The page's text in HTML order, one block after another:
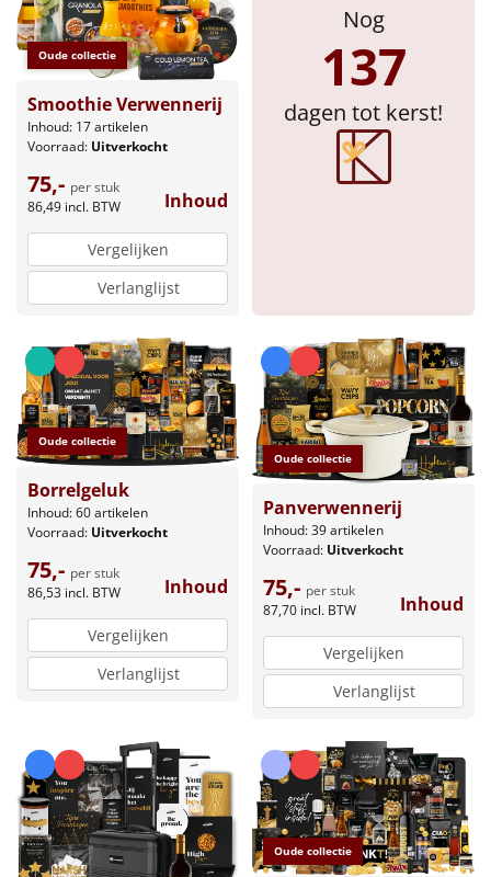
Doe het zelf
Sinterklaaspakketten
Particulier
Kerstgeschenken 2026
Relatiegeschenken
Cadeaubon
Per stuk
Alle overige
Oude collectie
Smoothie Verwennerij
Inhoud: 17 artikelen
Voorraad: Uitverkocht
75,- per stuk
86,49 incl. BTW Inhoud
Vergelijken
Verlanglijst
Nog
137
dagen tot kerst!
Oude collectie
Borrelgeluk
Inhoud: 60 artikelen
Voorraad: Uitverkocht
75,- per stuk
86,53 incl. BTW Inhoud
Vergelijken
Verlanglijst
Oude collectie
Panverwennerij
Inhoud: 39 artikelen
Voorraad: Uitverkocht
75,- per stuk
87,70 incl. BTW Inhoud
Vergelijken
Verlanglijst
Oude collectie